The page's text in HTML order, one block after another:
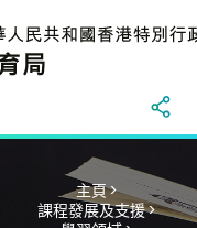
主頁 >
課程發展及支援 >